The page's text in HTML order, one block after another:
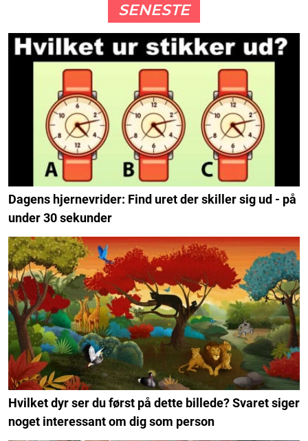
SENESTE
Dagens hjernevrider: Find uret der skiller sig ud - på
under 30 sekunder
Hvilket dyr ser du først på dette billede? Svaret siger
noget interessant om dig som person